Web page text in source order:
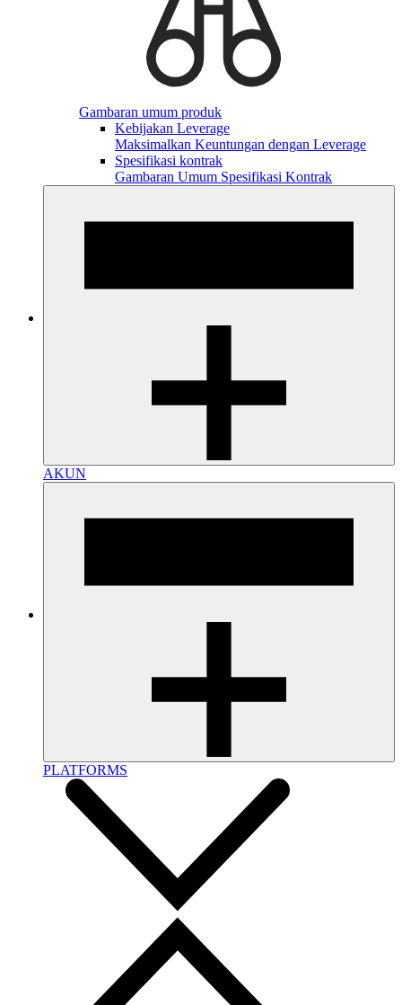
Gambaran umum produk
Kebijakan Leverage
Maksimalkan Keuntungan dengan Leverage
Spesifikasi kontrak
Gambaran Umum Spesifikasi Kontrak
AKUN
PLATFORMS